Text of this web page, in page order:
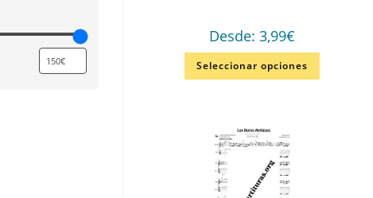
Desde:3,99€
Seleccionar opciones